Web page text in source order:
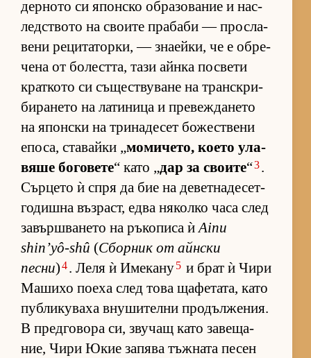
дер­ното си япон­ско об­ра­зо­ва­ние и нас­
лед­с­твото на сво­ите пра­баби — прос­ла­
вени ре­ци­та­тор­ки, — зна­ей­ки, че е об­ре­
чена от бо­лест­та, тази айнка пос­вети
крат­кото си съ­щес­т­ву­ване на тран­с­к­ри­
би­ра­нето на ла­ти­ница и пре­веж­да­нето
на япон­ски на три­на­де­сет бо­жес­т­вени
епо­са, ста­вайки „мо­ми­че­то, ко­ето ула­
вяше бо­го­вете“ като „дар за сво­ите“3.
Сър­цето ѝ спря да бие на де­вет­на­де­сет­
го­дишна въз­раст, едва ня­колко часа след
за­вър­ш­ва­нето на ръ­ко­писа ѝAinu
shin’yô-shû (Сбор­ник от айн­ски
песни)4. Леля ѝ Име­кану5 и брат ѝ Чири
Ма­шихо по­еха след това ща­фе­та­та, като
пуб­ли­ку­ваха вну­ши­телни про­дъл­же­ния.
В пред­го­вора си, зву­чащ като за­ве­ща­
ние, Чири Юкие за­пява тъж­ната пе­сен